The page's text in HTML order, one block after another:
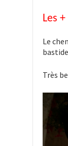
Les +
Le
Très